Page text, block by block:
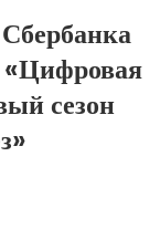
сезон